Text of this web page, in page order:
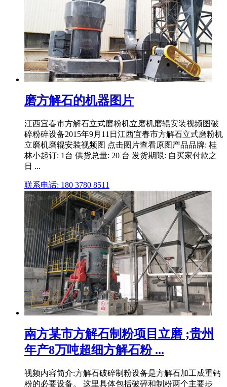
磨方解石的机器图片
江西宜春市方解石立式磨粉机立磨机磨辊安装视频图破
碎粉碎设备2015年9月11日江西宜春市方解石立式磨粉机
立磨机磨辊安装视频图 点击图片查看原图产品品牌: 桂
林小起订: 1台 供货总量: 20 台 发货期限: 自买家付款之
日 ...
联系电话: 180 3780 8511
南方某市方解石制粉项目立磨 ;贵州
年产8万吨超细方解石粉 ...
视频内容简介:方解石破碎制粉设备是方解石加工成重钙
粉的必要设备。 这里具体包括破碎和制粉两个主要步